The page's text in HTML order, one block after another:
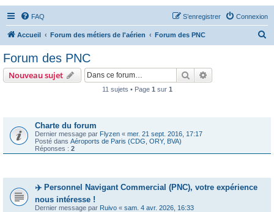
FAQ Connexion
S’enregistrer
Accueil Forum des métiers de l'aérien Forum des PNC
Forum des PNC
Nouveau sujet Rechercher
11 sujets • Page 1 sur 1
Charte du forum
Dernier message par Flyzen « mer. 21 sept. 2016, 17:17
Posté dans Aéroports de Paris (CDG, ORY, BVA)
Réponses : 2
✈️ Personnel Navigant Commercial (PNC), votre expérience
nous intéresse !
Dernier message par Ruivo « sam. 4 avr. 2026, 16:33